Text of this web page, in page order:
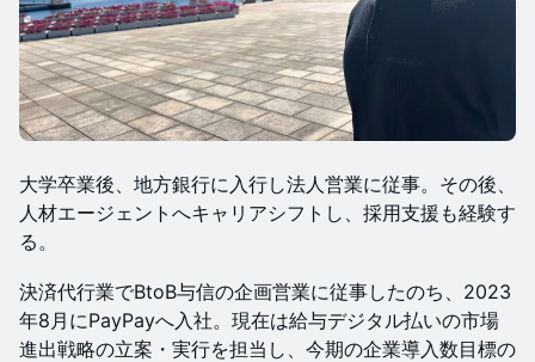
​大学卒業後、地方銀行に入行し法人営業に従事。その後、
人材エージェントへキャリアシフトし、採用支援も経験す
る。
​決済代行業でBtoB与信の企画営業に従事したのち、2023
年8月にPayPayへ入社。現在は給与デジタル払いの市場
進出戦略の立案・実行を担当し、今期の企業導入数目標の